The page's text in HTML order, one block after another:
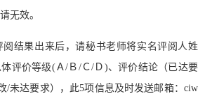
无效。
阅结果出来后，请秘书老师将实名评阅人姓
评价等级(Ａ/Ｂ/Ｃ/Ｄ)、评价结论（已达要
/未达要求），此5项信息及时发送邮箱：ciw